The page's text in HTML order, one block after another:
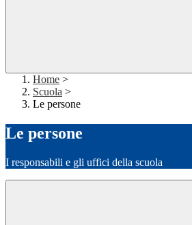
Home >
Scuola >
Le persone
Le persone
I responsabili e gli uffici della scuola